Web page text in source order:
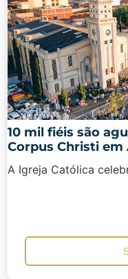
10 mil fiéis são
Corpus Christi em
A Igreja Católica